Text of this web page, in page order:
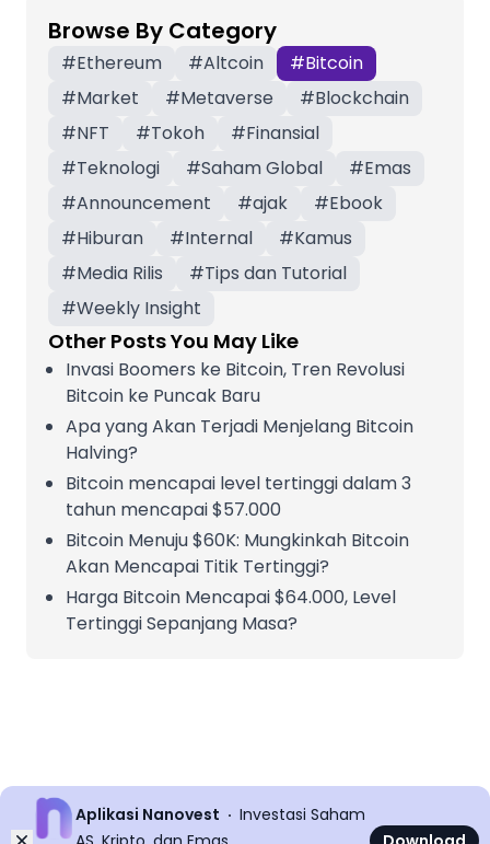
Browse By Category
#Ethereum #Altcoin #Bitcoin
#Market #Metaverse #Blockchain
#NFT #Tokoh #Finansial
#Teknologi #Saham Global #Emas
#Announcement #ajak #Ebook
#Hiburan #Internal #Kamus
#Media Rilis #Tips dan Tutorial
#Weekly Insight
Other Posts You May Like
Invasi Boomers ke Bitcoin, Tren Revolusi
Bitcoin ke Puncak Baru
Apa yang Akan Terjadi Menjelang Bitcoin
Halving?
Bitcoin mencapai level tertinggi dalam 3
tahun mencapai $57.000
Bitcoin Menuju $60K: Mungkinkah Bitcoin
Akan Mencapai Titik Tertinggi?
Harga Bitcoin Mencapai $64.000, Level
Tertinggi Sepanjang Masa?
Aplikasi Nanovest
Investasi Saham